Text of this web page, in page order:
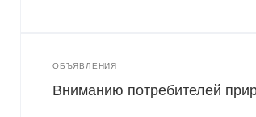
ОБЪЯВЛЕНИЯ
Вниманию потребителей